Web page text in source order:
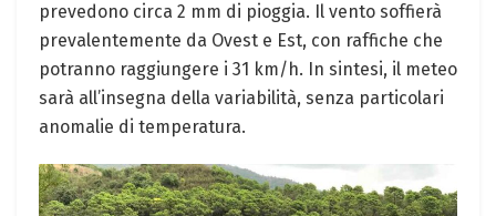
prevedono circa 2 mm di pioggia. Il vento soffierà
prevalentemente da Ovest e Est, con raffiche che
potranno raggiungere i 31 km/h. In sintesi, il meteo
sarà all’insegna della variabilità, senza particolari
anomalie di temperatura.